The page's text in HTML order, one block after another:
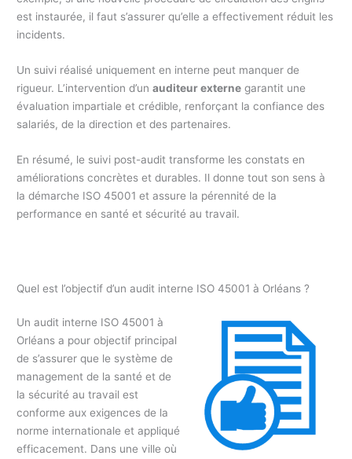
est instaurée, il faut s’assurer qu’elle a effectivement réduit les
incidents.
Un suivi réalisé uniquement en interne peut manquer de
rigueur. L’intervention d’unauditeur externe garantit une
évaluation impartiale et crédible, renforçant la confiance des
salariés, de la direction et des partenaires.
En résumé, le suivi post-audit transforme les constats en
améliorations concrètes et durables. Il donne tout son sens à
la démarche ISO 45001 et assure la pérennité de la
performance en santé et sécurité au travail.
Quel est l’objectif d’un audit interne ISO 45001 à Orléans ?
Un audit interne ISO 45001 à
Orléans a pour objectif principal
de s’assurer que le système de
management de la santé et de
la sécurité au travail est
conforme aux exigences de la
norme internationale et appliqué
efficacement. Dans une ville où